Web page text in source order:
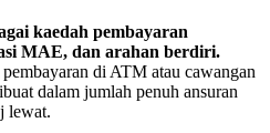
kaedah pembayaran
MAE, dan arahan berdiri.
di ATM atau cawangan
dalam jumlah penuh ansuran
lewat.